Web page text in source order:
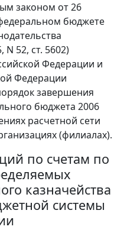
законом от 26
бюджете
52, ст. 5602)
Федерации и
Федерации
завершения
бюджета 2006
расчетной сети
(филиалах).
по счетам по
казначейства
системы